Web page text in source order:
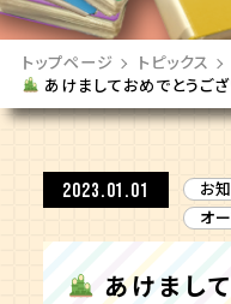
トップページ
トピックス
あけましておめでとうご
2023.01.01 お
オ
あけまし